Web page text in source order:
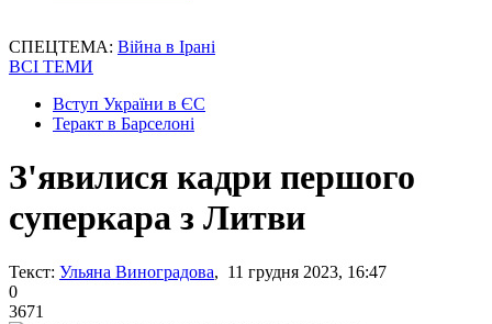
СПЕЦТЕМА: Війна в Ірані
ВСІ ТЕМИ
Вступ України в ЄС
Теракт в Барселоні
З'явилися кадри першого
суперкара з Литви
Текст: Ульяна Виноградова, 11 грудня 2023, 16:47
0
3671